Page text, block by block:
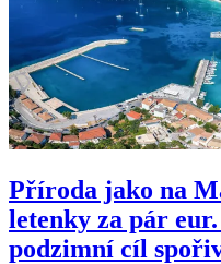
Příroda jako na
letenky za pár
podzimní cíl